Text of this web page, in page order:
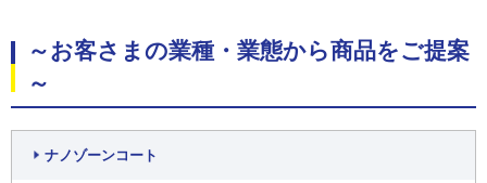
～お客さまの業種・業態から商品をご提案
～
ナノゾーンコート